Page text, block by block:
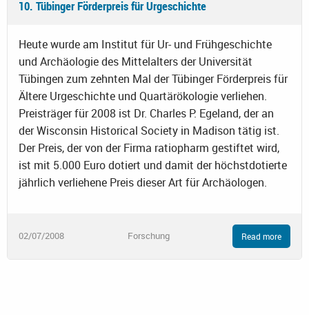
10. Tübinger Förderpreis für Urgeschichte
Heute wurde am Institut für Ur- und Frühgeschichte
und Archäologie des Mittelalters der Universität
Tübingen zum zehnten Mal der Tübinger Förderpreis für
Ältere Urgeschichte und Quartärökologie verliehen.
Preisträger für 2008 ist Dr. Charles P. Egeland, der an
der Wisconsin Historical Society in Madison tätig ist.
Der Preis, der von der Firma ratiopharm gestiftet wird,
ist mit 5.000 Euro dotiert und damit der höchstdotierte
jährlich verliehene Preis dieser Art für Archäologen.
02/07/2008 Forschung Read more